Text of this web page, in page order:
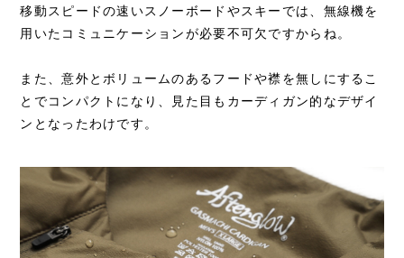
移動スピードの速いスノーボードやスキーでは、無線機を
用いたコミュニケーションが必要不可欠ですからね。
また、意外とボリュームのあるフードや襟を無しにするこ
とでコンパクトになり、見た目もカーディガン的なデザイ
ンとなったわけです。